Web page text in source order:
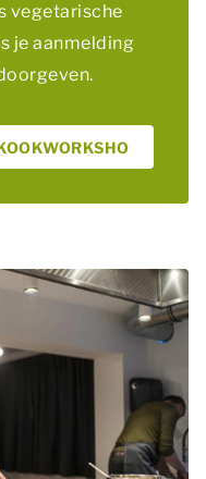
vegetarische
je aanmelding